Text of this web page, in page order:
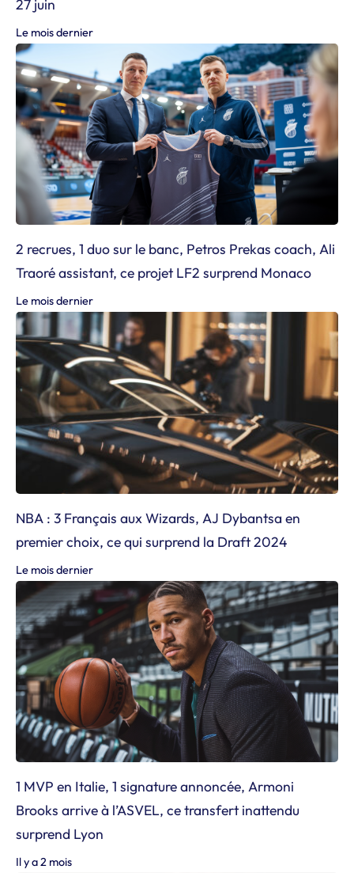
27 juin
Le mois dernier
2 recrues, 1 duo sur le banc, Petros Prekas coach, Ali
Traoré assistant, ce projet LF2 surprend Monaco
Le mois dernier
NBA : 3 Français aux Wizards, AJ Dybantsa en
premier choix, ce qui surprend la Draft 2024
Le mois dernier
1 MVP en Italie, 1 signature annoncée, Armoni
Brooks arrive à l’ASVEL, ce transfert inattendu
surprend Lyon
Il y a 2 mois